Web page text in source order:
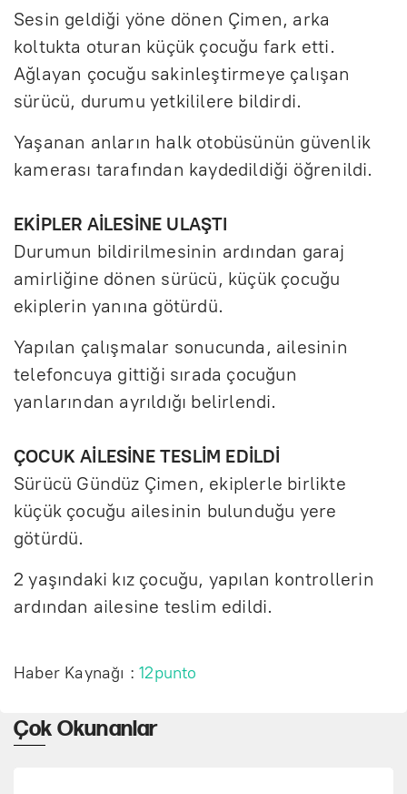
r
Sesin geldiği yöne dönen Çimen, arka
koltukta oturan küçük çocuğu fark etti.
Ağlayan çocuğu sakinleştirmeye çalışan
sürücü, durumu yetkililere bildirdi.
Yaşanan anların halk otobüsünün güvenlik
kamerası tarafından kaydedildiği öğrenildi.
EKİPLER AİLESİNE ULAŞTI
Durumun bildirilmesinin ardından garaj
amirliğine dönen sürücü, küçük çocuğu
ekiplerin yanına götürdü.
Yapılan çalışmalar sonucunda, ailesinin
telefoncuya gittiği sırada çocuğun
yanlarından ayrıldığı belirlendi.
ÇOCUK AİLESİNE TESLİM EDİLDİ
Sürücü Gündüz Çimen, ekiplerle birlikte
küçük çocuğu ailesinin bulunduğu yere
götürdü.
2 yaşındaki kız çocuğu, yapılan kontrollerin
ardından ailesine teslim edildi.
Haber Kaynağı :12punto
Çok Okunanlar